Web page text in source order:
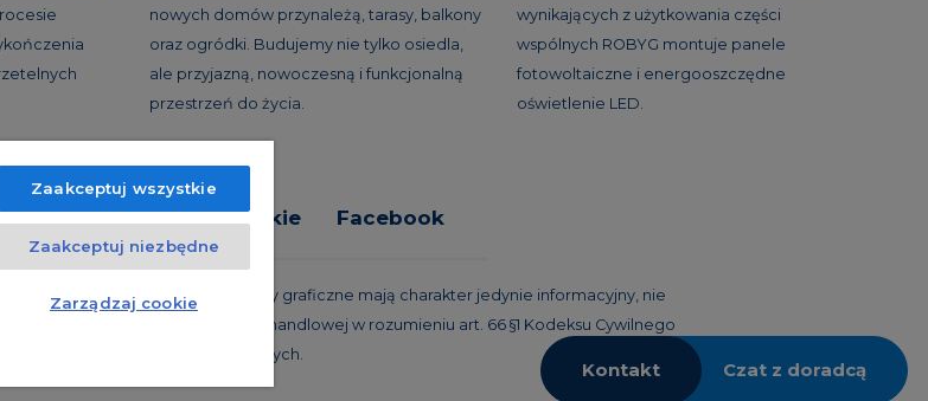
nowych domów przynależą, tarasy, balkony
oraz ogródki. Budujemy nie tylko osiedla,
ale przyjazną, nowoczesną i funkcjonalną
przestrzeń do życia.
wynikających z użytkowania części
wspólnych ROBYG montuje panele
fotowoltaiczne i energooszczędne
oświetlenie LED.
Relacje inwestorskie Facebook
oferta i przedstawione materiały graficzne mają charakter jedynie informacyjny, nie
nie stanowią również oferty handlowej w rozumieniu art. 66 §1 Kodeksu Cywilnego
innych właściwych przepisów prawnych.
Kontakt Czat z doradcą
Zaakceptuj wszystkie
Zaakceptuj niezbędne
Zarządzaj cookie